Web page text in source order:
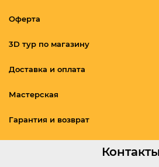
Оферта
3D тур по магазину
Доставка и оплата
Мастерская
Гарантия и возврат
Контакты